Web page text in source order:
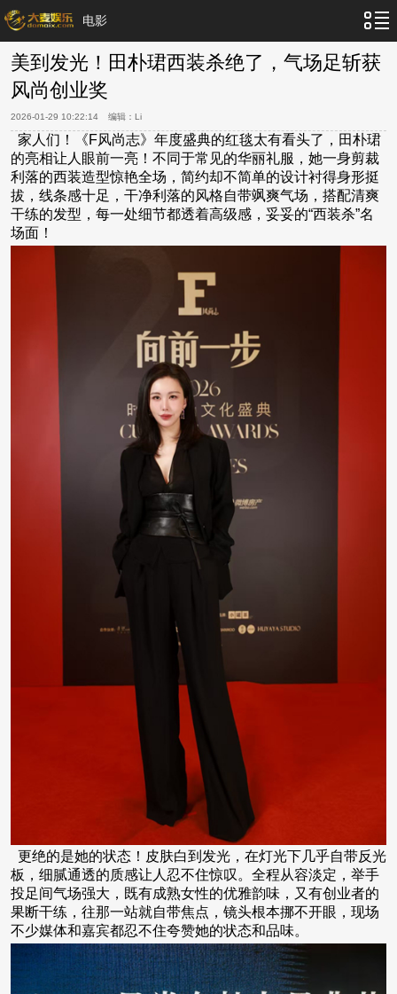
电影
美到发光！田朴珺西装杀绝了，气场足斩获
风尚创业奖
2026-01-29 10:22:14 编辑： Li
家人们！《F风尚志》年度盛典的红毯太有看头了，田朴珺
的亮相让人眼前一亮！不同于常见的华丽礼服，她一身剪裁
利落的西装造型惊艳全场，简约却不简单的设计衬得身形挺
拔，线条感十足，干净利落的风格自带飒爽气场，搭配清爽
干练的发型，每一处细节都透着高级感，妥妥的“西装杀”名
场面！
更绝的是她的状态！皮肤白到发光，在灯光下几乎自带反光
板，细腻通透的质感让人忍不住惊叹。全程从容淡定，举手
投足间气场强大，既有成熟女性的优雅韵味，又有创业者的
果断干练，往那一站就自带焦点，镜头根本挪不开眼，现场
不少媒体和嘉宾都忍不住夸赞她的状态和品味。